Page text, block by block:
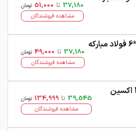
37,180 تا 51,000 تومان
مشاهده فروشندگان
37,180 تا 49,000 تومان
مشاهده فروشندگان
39,545 تا 134,999 تومان
مشاهده فروشندگان